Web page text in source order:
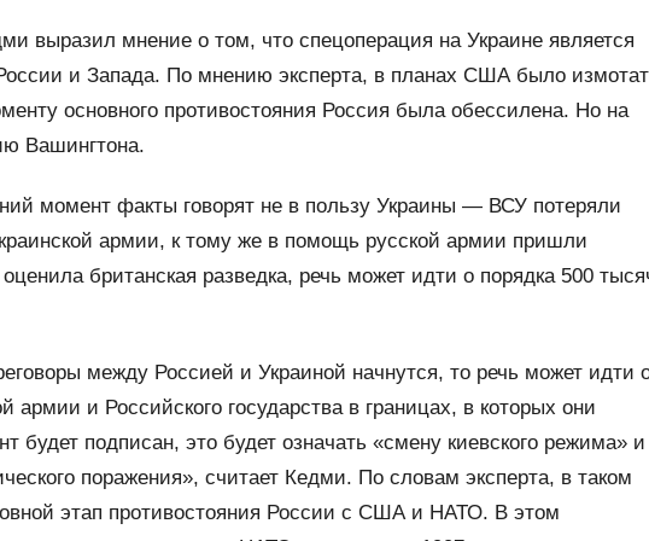
выразил мнение о том, что спецоперация на Украине является
и Запада. По мнению эксперта, в планах США было
основного противостояния Россия была обессилена. Но на
Вашингтона.
момент факты говорят не в пользу Украины — ВСУ потеряли
армии, к тому же в помощь русской армии пришли
британская разведка, речь может идти о порядка 500
между Россией и Украиной начнутся, то речь может идти
армии и Российского государства в границах, в которых они
будет подписан, это будет означать «смену киевского режима» и
поражения», считает Кедми. По словам эксперта, в таком
этап противостояния России с США и НАТО. В этом